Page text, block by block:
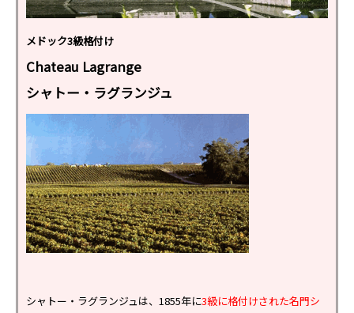
メドック3級格付け
Chateau Lagrange
シャトー・ラグランジュ
シャトー・ラグランジュは、1855年に3級に格付けされた名門シ